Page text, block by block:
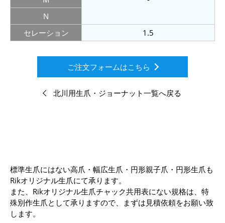
N
セレーション
1.5
ご注文フォームはこちら
北川用生爪・ジョーナット一覧へ戻る
標準生爪にはない高爪・幅広生爪・円形親子爪・円形生爪も
Rikオリジナル生爪にて承ります。
また、Rikオリジナル生爪チャック共用表にない規格は、特
殊別作生爪として承りますので、まずは見積依頼をお願い致
します。